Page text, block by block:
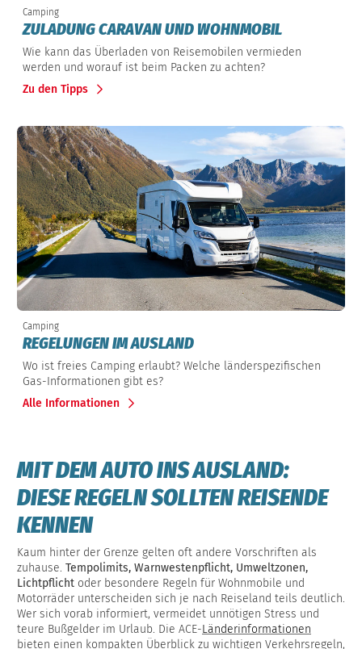
Camping
ZULADUNG CARAVAN UND WOHNMOBIL
Wie kann das Überladen von Reisemobilen vermieden
werden und worauf ist beim Packen zu achten?
Zu den Tipps
Camping
REGELUNGEN IM AUSLAND
Wo ist freies Camping erlaubt? Welche länderspezifischen
Gas-Informationen gibt es?
Alle Informationen
MIT DEM AUTO INS AUSLAND:
DIESE REGELN SOLLTEN REISENDE
KENNEN
Kaum hinter der Grenze gelten oft andere Vorschriften als
zuhause. Tempolimits, Warnwestenpflicht, Umweltzonen,
Lichtpflicht oder besondere Regeln für Wohnmobile und
Motorräder unterscheiden sich je nach Reiseland teils deutlich.
Wer sich vorab informiert, vermeidet unnötigen Stress und
teure Bußgelder im Urlaub. Die ACE-Länderinformationen
bieten einen kompakten Überblick zu wichtigen Verkehrsregeln,